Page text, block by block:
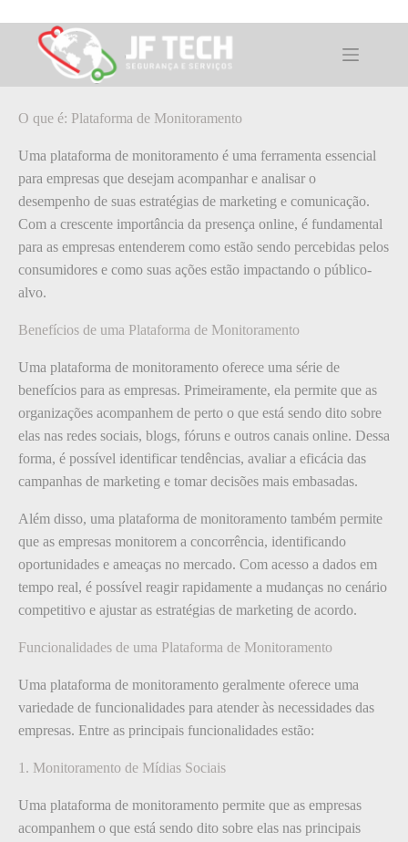
para
conteúdoO que é: Plataforma de Monitoramento
O que é: Plataforma de Monitoramento
Uma plataforma de monitoramento é uma ferramenta essencial
para empresas que desejam acompanhar e analisar o
desempenho de suas estratégias de marketing e comunicação.
Com a crescente importância da presença online, é fundamental
para as empresas entenderem como estão sendo percebidas pelos
consumidores e como suas ações estão impactando o público-
alvo.
Benefícios de uma Plataforma de Monitoramento
Uma plataforma de monitoramento oferece uma série de
benefícios para as empresas. Primeiramente, ela permite que as
organizações acompanhem de perto o que está sendo dito sobre
elas nas redes sociais, blogs, fóruns e outros canais online. Dessa
forma, é possível identificar tendências, avaliar a eficácia das
campanhas de marketing e tomar decisões mais embasadas.
Além disso, uma plataforma de monitoramento também permite
que as empresas monitorem a concorrência, identificando
oportunidades e ameaças no mercado. Com acesso a dados em
tempo real, é possível reagir rapidamente a mudanças no cenário
competitivo e ajustar as estratégias de marketing de acordo.
Funcionalidades de uma Plataforma de Monitoramento
Uma plataforma de monitoramento geralmente oferece uma
variedade de funcionalidades para atender às necessidades das
empresas. Entre as principais funcionalidades estão:
1. Monitoramento de Mídias Sociais
Uma plataforma de monitoramento permite que as empresas
acompanhem o que está sendo dito sobre elas nas principais